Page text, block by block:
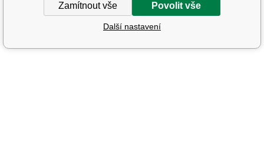
Zamítnout vše Povolit vše
Další nastavení